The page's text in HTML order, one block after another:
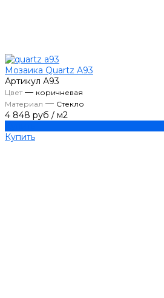
Мозаика Quartz A93
Артикул А93
Цвет— коричневая
Материал — Стекло
4 848 руб / м2
Купить